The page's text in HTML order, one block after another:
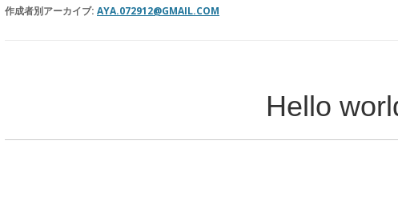
作成者別アーカイブ: AYA.072912@GMAIL.COM
Hello